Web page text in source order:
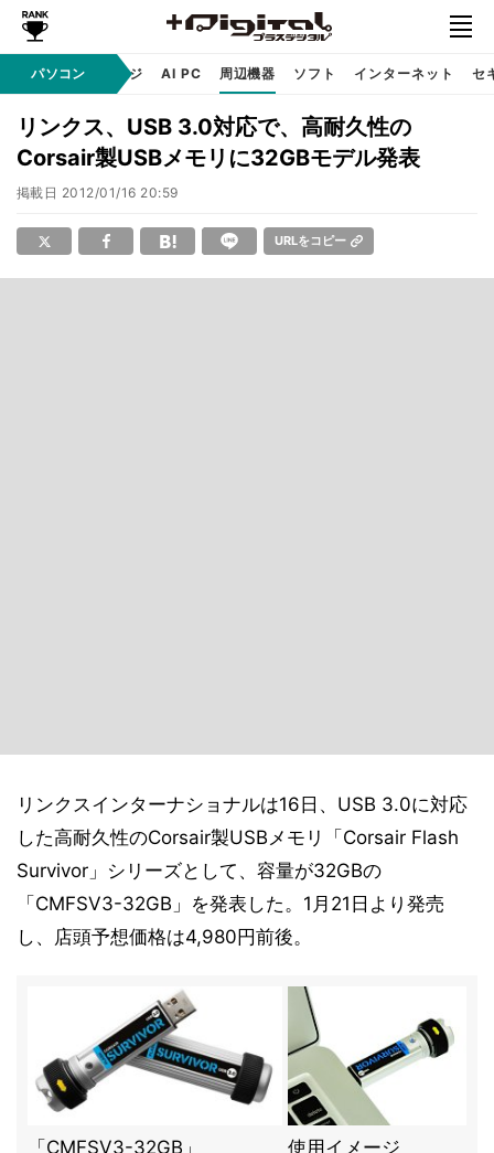
パソコン
自作 / テクノロジ AI PC 周辺機器 ソフト インターネット セ
リンクス、USB 3.0対応で、高耐久性の
Corsair製USBメモリに32GBモデル発表
掲載日 2012/01/16 20:59
URLをコピー
リンクスインターナショナルは16日、USB 3.0に対応
した高耐久性のCorsair製USBメモリ「Corsair Flash
Survivor」シリーズとして、容量が32GBの
「CMFSV3-32GB」を発表した。1月21日より発売
し、店頭予想価格は4,980円前後。
「CMFSV3-32GB」 使用イメージ